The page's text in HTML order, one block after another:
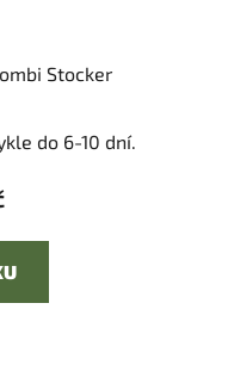
Stocker
do 6-10 dní.